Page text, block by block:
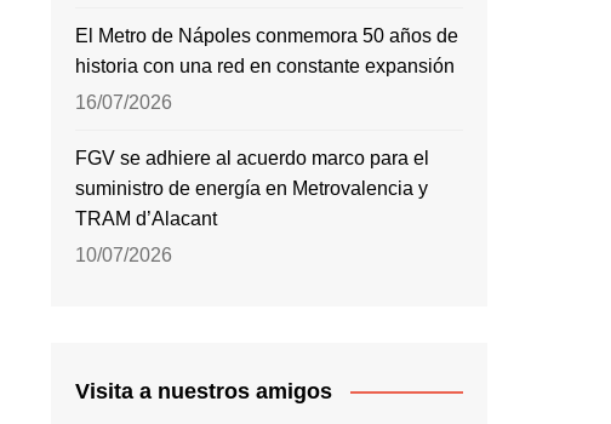
El Metro de Nápoles conmemora 50 años de
historia con una red en constante expansión
16/07/2026
FGV se adhiere al acuerdo marco para el
suministro de energía en Metrovalencia y
TRAM d’Alacant
10/07/2026
Visita a nuestros amigos